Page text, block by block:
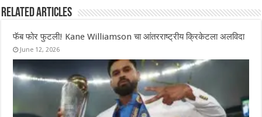
Related Articles
फॅब फोर फुटली! Kane Williamson चा आंतरराष्ट्रीय क्रिकेटला अलविदा
June 12, 2026